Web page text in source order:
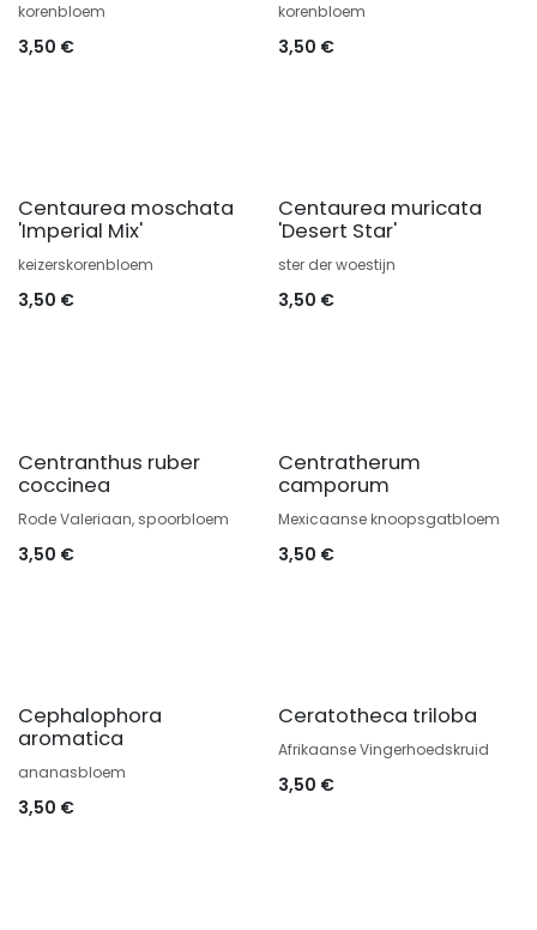
korenbloem
3,50 €
korenbloem
3,50 €
Centaurea moschata
'Imperial Mix'
keizerskorenbloem
3,50 €
Centaurea muricata
'Desert Star'
ster der woestijn
3,50 €
Centranthus ruber
coccinea
Rode Valeriaan, spoorbloem
3,50 €
Centratherum
camporum
Mexicaanse knoopsgatbloem
3,50 €
Cephalophora
aromatica
ananasbloem
3,50 €
Ceratotheca triloba
Afrikaanse Vingerhoedskruid
3,50 €